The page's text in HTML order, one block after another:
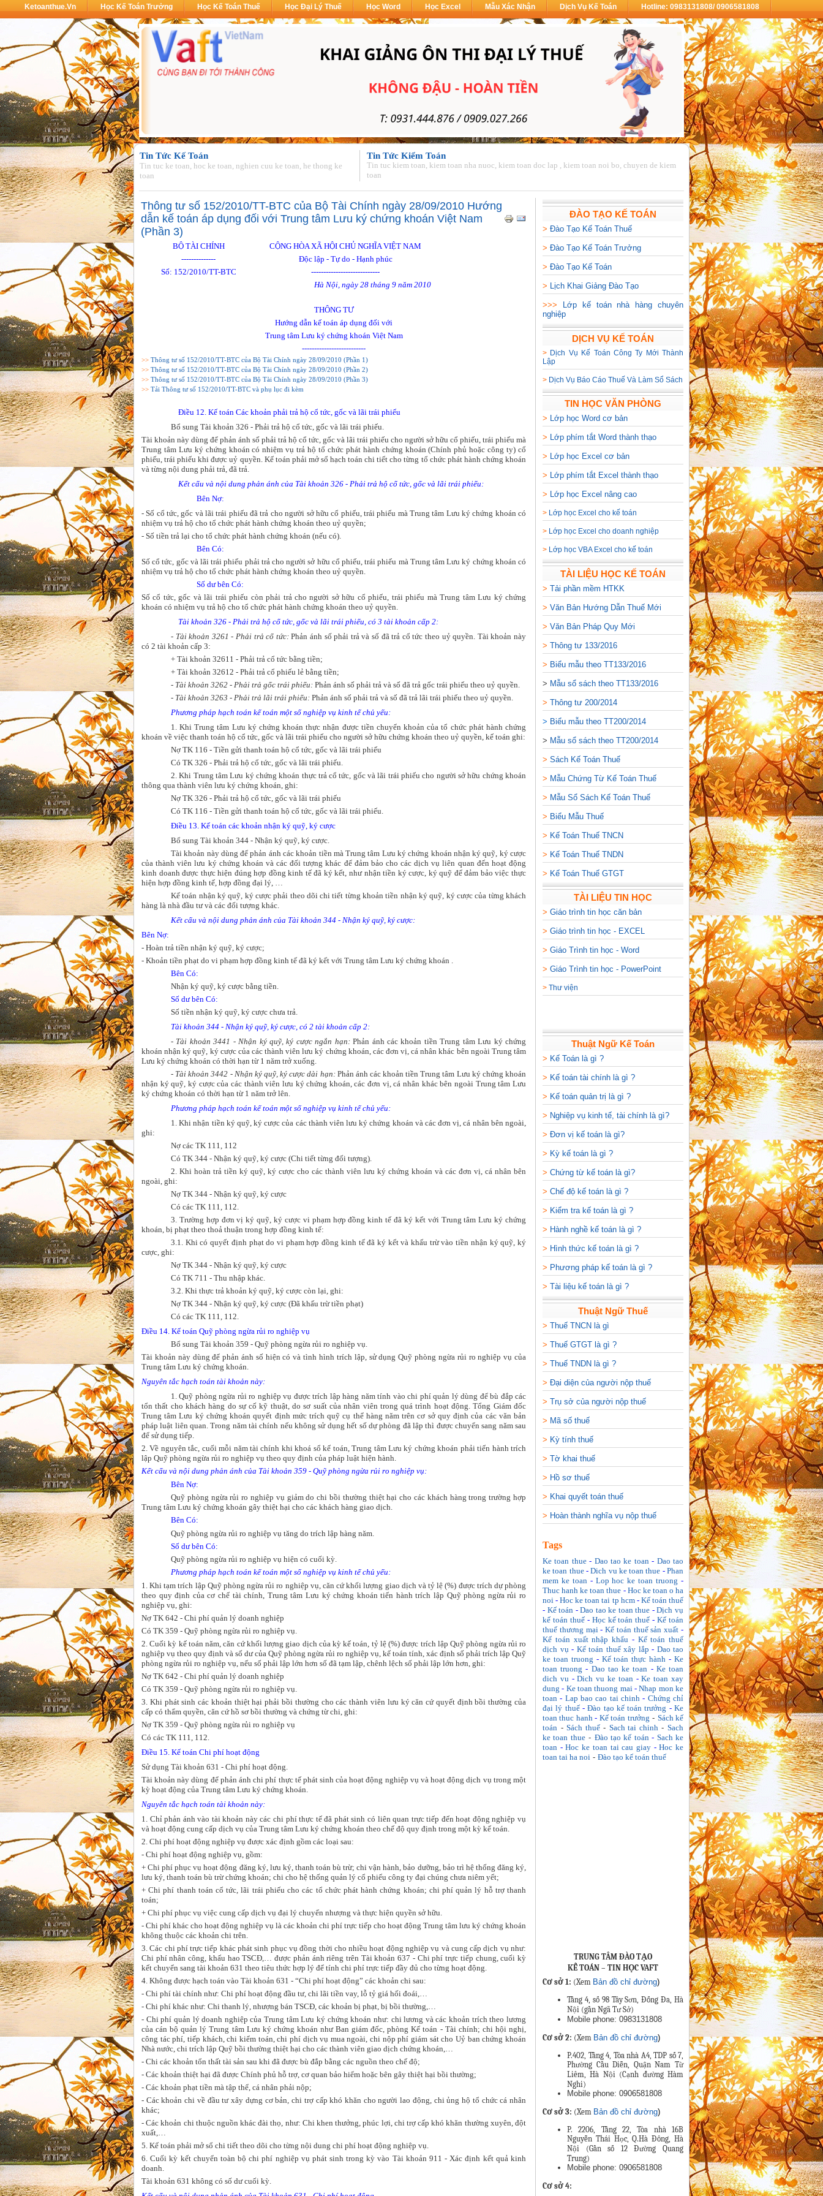
Ketoanthue.vn Học Kế Toán Trưởng Học Kế Toán Thuế Học Đại Lý Thuế Học Word Học Excel Mẫu Xác Nhận Dịch Vụ Kế Toán Hotline: 0983131808/ 0906581808
Tin Tức Kế Toán
Tin tuc ke toan, hoc ke toan, nghien cuu ke toan, he thong ke
toan
Tin Tức Kiểm Toán
Tin tuc kiem toan, kiem toan nha nuoc, kiem toan doc lap , kiem toan noi bo, chuyen de kiem
toan
Thông tư số 152/2010/TT-BTC của Bộ Tài Chính ngày 28/09/2010 Hướng
dẫn kế toán áp dụng đối với Trung tâm Lưu ký chứng khoán Việt Nam
(Phần 3)
BỘ TÀI CHÍNH
--------------
Số: 152/2010/TT-BTC
CỘNG HÒA XÃ HỘI CHỦ NGHĨA VIỆT NAM
Độc lập - Tự do - Hạnh phúc
----------------------------
Hà Nội, ngày 28 tháng 9 năm 2010
THÔNG TƯ
Hướng dẫn kế toán áp dụng đối với
Trung tâm Lưu ký chứng khoán Việt Nam
--------------------------
>> Thông tư số 152/2010/TT-BTC của Bộ Tài Chính ngày 28/09/2010 (Phần 1)
>> Thông tư số 152/2010/TT-BTC của Bộ Tài Chính ngày 28/09/2010 (Phần 2)
>> Thông tư số 152/2010/TT-BTC của Bộ Tài Chính ngày 28/09/2010 (Phần 3)
>> Tải Thông tư số 152/2010/TT-BTC và phụ lục đi kèm
Điều 12. Kế toán Các khoản phải trả hộ cổ tức, gốc và lãi trái phiếu
Bổ sung Tài khoản 326 - Phải trả hộ cổ tức, gốc và lãi trái phiếu.
Tài khoản này dùng để phản ánh số phải trả hộ cổ tức, gốc và lãi trái phiếu cho người sở hữu cổ phiếu, trái phiếu mà
Trung tâm Lưu ký chứng khoán có nhiệm vụ trả hộ tổ chức phát hành chứng khoán (Chính phủ hoặc công ty) cổ
phiếu, trái phiếu khi được uỷ quyền. Kế toán phải mở sổ hạch toán chi tiết cho từng tổ chức phát hành chứng khoán
và từng nội dung phải trả, đã trả.
Kết cấu và nội dung phản ánh của Tài khoản 326 - Phải trả hộ cổ tức, gốc và lãi trái phiếu:
Bên Nợ:
- Số cổ tức, gốc và lãi trái phiếu đã trả cho người sở hữu cổ phiếu, trái phiếu mà Trung tâm Lưu ký chứng khoán có
nhiệm vụ trả hộ cho tổ chức phát hành chứng khoán theo uỷ quyền;
- Số tiền trả lại cho tổ chức phát hành chứng khoán (nếu có).
Bên Có:
Số cổ tức, gốc và lãi trái phiếu phải trả cho người sở hữu cổ phiếu, trái phiếu mà Trung tâm Lưu ký chứng khoán có
nhiệm vụ trả hộ cho tổ chức phát hành chứng khoán theo uỷ quyền.
Số dư bên Có:
Số cổ tức, gốc và lãi trái phiếu còn phải trả cho người sở hữu cổ phiếu, trái phiếu mà Trung tâm Lưu ký chứng
khoán có nhiệm vụ trả hộ cho tổ chức phát hành chứng khoán theo uỷ quyền.
Tài khoản 326 - Phải trả hộ cổ tức, gốc và lãi trái phiếu, có 3 tài khoản cấp 2:
- Tài khoản 3261 - Phải trả cổ tức:Phản ánh số phải trả và số đã trả cổ tức theo uỷ quyền. Tài khoản này
có 2 tài khoản cấp 3:
+ Tài khoản 32611 - Phải trả cổ tức bằng tiền;
+ Tài khoản 32612 - Phải trả cổ phiếu lẻ bằng tiền;
- Tài khoản 3262 - Phải trả gốc trái phiếu: Phản ánh số phải trả và số đã trả gốc trái phiếu theo uỷ quyền.
- Tài khoản 3263 - Phải trả lãi trái phiếu: Phản ánh số phải trả và số đã trả lãi trái phiếu theo uỷ quyền.
Phương pháp hạch toán kế toán một số nghiệp vụ kinh tế chủ yếu:
1. Khi Trung tâm Lưu ký chứng khoán thực nhận được tiền chuyển khoản của tổ chức phát hành chứng
khoán về việc thanh toán hộ cổ tức, gốc và lãi trái phiếu cho người sở hữu chứng khoán theo uỷ quyền, kế toán ghi:
Nợ TK 116 - Tiền gửi thanh toán hộ cổ tức, gốc và lãi trái phiếu
Có TK 326 - Phải trả hộ cổ tức, gốc và lãi trái phiếu.
2. Khi Trung tâm Lưu ký chứng khoán thực trả cổ tức, gốc và lãi trái phiếu cho người sở hữu chứng khoán
thông qua thành viên lưu ký chứng khoán, ghi:
Nợ TK 326 - Phải trả hộ cổ tức, gốc và lãi trái phiếu
Có TK 116 - Tiền gửi thanh toán hộ cổ tức, gốc và lãi trái phiếu.
Điều 13. Kế toán các khoản nhận ký quỹ, ký cược
Bổ sung Tài khoản 344 - Nhận ký quỹ, ký cược.
Tài khoản này dùng để phản ánh các khoản tiền mà Trung tâm Lưu ký chứng khoán nhận ký quỹ, ký cược
của thành viên lưu ký chứng khoán và các đối tượng khác để đảm bảo cho các dịch vụ liên quan đến hoạt động
kinh doanh được thực hiện đúng hợp đồng kinh tế đã ký kết, như nhận tiền ký cược, ký quỹ để đảm bảo việc thực
hiện hợp đồng kinh tế, hợp đồng đại lý, …
Kế toán nhận ký quỹ, ký cược phải theo dõi chi tiết từng khoản tiền nhận ký quỹ, ký cược của từng khách
hàng là nhà đầu tư và các đối tượng khác.
Kết cấu và nội dung phản ánh của Tài khoản 344 - Nhận ký quỹ, ký cược:
Bên Nợ:
- Hoàn trả tiền nhận ký quỹ, ký cược;
- Khoản tiền phạt do vi phạm hợp đồng kinh tế đã ký kết với Trung tâm Lưu ký chứng khoán .
Bên Có:
Nhận ký quỹ, ký cược bằng tiền.
Số dư bên Có:
Số tiền nhận ký quỹ, ký cược chưa trả.
Tài khoản 344 - Nhận ký quỹ, ký cược, có 2 tài khoản cấp 2:
- Tài khoản 3441 - Nhận ký quỹ, ký cược ngắn hạn:Phản ánh các khoản tiền Trung tâm Lưu ký chứng
khoán nhận ký quỹ, ký cược của các thành viên lưu ký chứng khoán, các đơn vị, cá nhân khác bên ngoài Trung tâm
Lưu ký chứng khoán có thời hạn từ 1 năm trở xuống.
- Tài khoản 3442 - Nhận ký quỹ, ký cược dài hạn:Phản ánh các khoản tiền Trung tâm Lưu ký chứng khoán
nhận ký quỹ, ký cược của các thành viên lưu ký chứng khoán, các đơn vị, cá nhân khác bên ngoài Trung tâm Lưu
ký chứng khoán có thời hạn từ 1 năm trở lên.
Phương pháp hạch toán kế toán một số nghiệp vụ kinh tế chủ yếu:
1. Khi nhận tiền ký quỹ, ký cược của các thành viên lưu ký chứng khoán và các đơn vị, cá nhân bên ngoài,
ghi:
Nợ các TK 111, 112
Có TK 344 - Nhận ký quỹ, ký cược (Chi tiết từng đối tượng).
2. Khi hoàn trả tiền ký quỹ, ký cược cho các thành viên lưu ký chứng khoán và các đơn vị, cá nhân bên
ngoài, ghi:
Nợ TK 344 - Nhận ký quỹ, ký cược
Có các TK 111, 112.
3. Trường hợp đơn vị ký quỹ, ký cược vi phạm hợp đồng kinh tế đã ký kết với Trung tâm Lưu ký chứng
khoán, bị phạt theo thoả thuận trong hợp đồng kinh tế:
3.1. Khi có quyết định phạt do vi phạm hợp đồng kinh tế đã ký kết và khấu trừ vào tiền nhận ký quỹ, ký
cược, ghi:
Nợ TK 344 - Nhận ký quỹ, ký cược
Có TK 711 - Thu nhập khác.
3.2. Khi thực trả khoản ký quỹ, ký cược còn lại, ghi:
Nợ TK 344 - Nhận ký quỹ, ký cược (Đã khấu trừ tiền phạt)
Có các TK 111, 112.
Điều 14. Kế toán Quỹ phòng ngừa rủi ro nghiệp vụ
Bổ sung Tài khoản 359 - Quỹ phòng ngừa rủi ro nghiệp vụ.
Tài khoản này dùng để phản ánh số hiện có và tình hình trích lập, sử dụng Quỹ phòng ngừa rủi ro nghiệp vụ của
Trung tâm Lưu ký chứng khoán.
Nguyên tắc hạch toán tài khoản này:
1. Quỹ phòng ngừa rủi ro nghiệp vụ được trích lập hàng năm tính vào chi phí quản lý dùng để bù đắp các
tổn thất cho khách hàng do sự cố kỹ thuật, do sơ suất của nhân viên trong quá trình hoạt động. Tổng Giám đốc
Trung tâm Lưu ký chứng khoán quyết định mức trích quỹ cụ thể hàng năm trên cơ sở quy định của các văn bản
pháp luật liên quan. Trong năm tài chính nếu không sử dụng hết số dự phòng đã lập thì được chuyển sang năm sau
để sử dụng tiếp.
2. Về nguyên tắc, cuối mỗi năm tài chính khi khoá sổ kế toán, Trung tâm Lưu ký chứng khoán phải tiến hành trích
lập Quỹ phòng ngừa rủi ro nghiệp vụ theo quy định của pháp luật hiện hành.
Kết cấu và nội dung phản ánh của Tài khoản 359 - Quỹ phòng ngừa rủi ro nghiệp vụ:
Bên Nợ:
Quỹ phòng ngừa rủi ro nghiệp vụ giảm do chi bồi thường thiệt hại cho các khách hàng trong trường hợp
Trung tâm Lưu ký chứng khoán gây thiệt hại cho các khách hàng giao dịch.
Bên Có:
Quỹ phòng ngừa rủi ro nghiệp vụ tăng do trích lập hàng năm.
Số dư bên Có:
Quỹ phòng ngừa rủi ro nghiệp vụ hiện có cuối kỳ.
Phương pháp hạch toán kế toán một số nghiệp vụ kinh tế chủ yếu:
1. Khi tạm trích lập Quỹ phòng ngừa rủi ro nghiệp vụ, căn cứ khối lượng giao dịch và tỷ lệ (%) được trích dự phòng
theo quy định của cơ chế tài chính, Trung tâm Lưu ký chứng khoán tiến hành trích lập Quỹ phòng ngừa rủi ro
nghiệp vụ, ghi:
Nợ TK 642 - Chi phí quản lý doanh nghiệp
Có TK 359 - Quỹ phòng ngừa rủi ro nghiệp vụ.
2. Cuối kỳ kế toán năm, căn cứ khối lượng giao dịch của kỳ kế toán, tỷ lệ (%) được trích lập Quỹ phòng ngừa rủi ro
nghiệp vụ theo quy định và số dư của Quỹ phòng ngừa rủi ro nghiệp vụ, kế toán tính, xác định số phải trích lập Quỹ
phòng ngừa rủi ro nghiệp vụ, nếu số phải lập lớn hơn số đã tạm lập, chênh lệch số phải lập lớn hơn, ghi:
Nợ TK 642 - Chi phí quản lý doanh nghiệp
Có TK 359 - Quỹ phòng ngừa rủi ro nghiệp vụ.
3. Khi phát sinh các khoản thiệt hại phải bồi thường cho các thành viên lưu ký căn cứ quyết định bồi thường của
cấp có thẩm quyền, căn cứ hồ sơ bồi thường và chứng từ chi, ghi:
Nợ TK 359 - Quỹ phòng ngừa rủi ro nghiệp vụ
Có các TK 111, 112.
Điều 15. Kế toán Chi phí hoạt động
Sử dụng Tài khoản 631 - Chi phí hoạt động.
Tài khoản này dùng để phản ánh chi phí thực tế phát sinh của hoạt động nghiệp vụ và hoạt động dịch vụ trong một
kỳ hoạt động của Trung tâm Lưu ký chứng khoán.
Nguyên tắc hạch toán tài khoản này:
1. Chỉ phản ánh vào tài khoản này các chi phí thực tế đã phát sinh có liên quan trực tiếp đến hoạt động nghiệp vụ
và hoạt động cung cấp dịch vụ của Trung tâm Lưu ký chứng khoán theo chế độ quy định trong một kỳ kế toán.
2. Chi phí hoạt động nghiệp vụ được xác định gồm các loại sau:
- Chi phí hoạt động nghiệp vụ, gồm:
+ Chi phí phục vụ hoạt động đăng ký, lưu ký, thanh toán bù trừ; chi vận hành, bảo dưỡng, bảo trì hệ thống đăng ký,
lưu ký, thanh toán bù trừ chứng khoán; chi cho hệ thống quản lý cổ phiếu công ty đại chúng chưa niêm yết;
+ Chi phí thanh toán cổ tức, lãi trái phiếu cho các tổ chức phát hành chứng khoán; chi phí quản lý hỗ trợ thanh
toán;
+ Chi phí phục vụ việc cung cấp dịch vụ đại lý chuyển nhượng và thực hiện quyền sở hữu.
- Chi phí khác cho hoạt động nghiệp vụ là các khoản chi phí trực tiếp cho hoạt động Trung tâm lưu ký chứng khoán
không thuộc các khoản chi trên.
3. Các chi phí trực tiếp khác phát sinh phục vụ đồng thời cho nhiều hoạt động nghiệp vụ và cung cấp dịch vụ như:
Chi phí nhân công, khấu hao TSCĐ,… được phản ánh riêng trên Tài khoản 637 - Chi phí trực tiếp chung, cuối kỳ
kết chuyển sang tài khoản 631 theo tiêu thức hợp lý để tính chi phí trực tiếp đầy đủ cho từng hoạt động.
4. Không được hạch toán vào Tài khoản 631 - “Chi phí hoạt động” các khoản chi sau:
- Chi phí tài chính như: Chi phí hoạt động đầu tư, chi lãi tiền vay, lỗ tỷ giá hối đoái,…
- Chi phí khác như: Chi thanh lý, nhượng bán TSCĐ, các khoản bị phạt, bị bồi thường,…
- Chi phí quản lý doanh nghiệp của Trung tâm Lưu ký chứng khoán như: chi lương và các khoản trích theo lương
của cán bộ quản lý Trung tâm Lưu ký chứng khoán như Ban giám đốc, phòng Kế toán - Tài chính; chi hội nghị,
công tác phí, tiếp khách, chi kiểm toán, chi phí dịch vụ mua ngoài, chi nộp phí giám sát cho Uỷ ban chứng khoán
Nhà nước, chi trích lập Quỹ bồi thường thiệt hại cho các thành viên giao dịch chứng khoán,…
- Chi các khoản tổn thất tài sản sau khi đã được bù đắp bằng các nguồn theo chế độ;
- Các khoản thiệt hại đã được Chính phủ hỗ trợ, cơ quan bảo hiểm hoặc bên gây thiệt hại bồi thường;
- Các khoản phạt tiền mà tập thể, cá nhân phải nộp;
- Các khoản chi về đầu tư xây dựng cơ bản, chi trợ cấp khó khăn cho người lao động, chi ủng hộ tổ chức cá nhân
khác;
- Các khoản chi thuộc nguồn khác đài thọ, như: Chi khen thưởng, phúc lợi, chi trợ cấp khó khăn thường xuyên, đột
xuất,…
5. Kế toán phải mở sổ chi tiết theo dõi cho từng nội dung chi phí hoạt động nghiệp vụ.
6. Cuối kỳ kết chuyển toàn bộ chi phí nghiệp vụ phát sinh trong kỳ vào Tài khoản 911 - Xác định kết quả kinh
doanh.
Tài khoản 631 không có số dư cuối kỳ.
ĐÀO TẠO KẾ TOÁN
> Đào Tạo Kế Toán Thuế
> Đào Tạo Kế Toán Trưởng
> Đào Tạo Kế Toán
> Lịch Khai Giảng Đào Tạo
>>>
Lớp kế toán nhà hàng chuyên
nghiệp
DỊCH VỤ KẾ TOÁN
> Dịch Vụ Kế Toán Công Ty Mới Thành
Lập
> Dịch Vụ Báo Cáo Thuế Và Làm Sổ Sách
TIN HỌC VĂN PHÒNG
> Lớp học Word cơ bản
> Lớp phím tắt Word thành thạo
> Lớp học Excel cơ bản
> Lớp phím tắt Excel thành thạo
> Lớp học Excel nâng cao
> Lớp học Excel cho kế toán
> Lớp học Excel cho doanh nghiệp
> Lớp học VBA Excel cho kế toán
TÀI LIỆU HỌC KẾ TOÁN
> Tải phần mềm HTKK
> Văn Bản Hướng Dẫn Thuế Mới
> Văn Bản Pháp Quy Mới
> Thông tư 133/2016
> Biểu mẫu theo TT133/2016
> Mẫu sổ sách theo TT133/2016
> Thông tư 200/2014
> Biểu mẫu theo TT200/2014
> Mẫu sổ sách theo TT200/2014
> Sách Kế Toán Thuế
> Mẫu Chứng Từ Kế Toán Thuế
> Mẫu Sổ Sách Kế Toán Thuế
> Biểu Mẫu Thuế
> Kế Toán Thuế TNCN
> Kế Toán Thuế TNDN
> Kế Toán Thuế GTGT
TÀI LIỆU TIN HỌC
> Giáo trình tin học căn bản
> Giáo trình tin học - EXCEL
> Giáo Trình tin học - Word
> Giáo Trình tin học - PowerPoint
> Thư viện
Thuật Ngữ Kế Toán
> Kế Toán là gì ?
> Kế toán tài chính là gì ?
> Kế toán quản trị là gì ?
> Nghiệp vụ kinh tế, tài chính là gì?
> Đơn vị kế toán là gì?
> Kỳ kế toán là gì ?
> Chứng từ kế toán là gì?
> Chế độ kế toán là gì ?
> Kiểm tra kế toán là gì ?
> Hành nghề kế toán là gì ?
> Hình thức kế toán là gì ?
> Phương pháp kế toán là gì ?
> Tài liệu kế toán là gì ?
Thuật Ngữ Thuế
> Thuế TNCN là gì
> Thuế GTGT là gì ?
> Thuế TNDN là gì ?
> Đại diện của người nộp thuế
> Trụ sở của người nộp thuế
> Mã số thuế
> Kỳ tính thuế
> Tờ khai thuế
> Hồ sơ thuế
> Khai quyết toán thuế
> Hoàn thành nghĩa vụ nộp thuế
Tags
Ke toan thue- Dao tao ke toan - Dao tao
ke toan thue-Dich vu ke toan thue -Phan
mem ke toan - Lop hoc ke toan truong -
Thuc hanh ke toan thue - Hoc ke toan o ha
noi -Hoc ke toan tai tp hcm- Kế toán thuế
- Kế toán -Dao tao ke toan thue -Dịch vụ
kế toán thuế- Học kế toán thuế -Kế toán
thuế thương mại -Kế toán thuế sản xuất -
Kế toán xuất nhập khẩu - Kế toán thuế
dịch vụ - Kế toán thuế xây lắp - Dao tao
ke toan truong - Kế toán thực hành -Ke
toan truong - Dao tao ke toan - Ke toan
dich vu -Dich vu ke toan -Ke toan xay
dung - Ke toan thuong mai -Nhap mon ke
toan - Lap bao cao tai chinh - Chứng chỉ
đại lý thuế-Đào tạo kế toán trưởng -Ke
toan thuc hanh - Kế toán trưởng - Sách kế
toán -Sách thuế- Sach tai chinh -Sach
ke toan thue- Đào tạo kế toán - Sach ke
toan -Hoc ke toan tai cau giay-Hoc ke
toan tai ha noi - Đào tạo kế toán thuế
TRUNG TÂM ĐÀO TẠO
KẾ TOÁN – TIN HỌC VAFT
Cơ sở 1: (Xem Bản đồ chỉ đường)
Tầng 4, số 98 Tây Sơn, Đống Đa, Hà
Nội (gần Ngã Tư Sở)
Mobile phone: 0983131808
Cơ sở 2: (Xem Bản đồ chỉ đường)
P.402, Tầng 4, Tòa nhà A4, TDP số 7,
Phường Cầu Diễn, Quận Nam Từ
Liêm, Hà Nội (Cạnh đường Hàm
Nghi)
Mobile phone: 0906581808
Cơ sở 3: (Xem Bản đồ chỉ đường)
P. 2206, Tầng 22, Tòa nhà 16B
Nguyễn Thái Học, Q.Hà Đông, Hà
Nội (Gần số 12 Đường Quang
Trung)
Mobile phone: 0906581808
Cơ sở 4: